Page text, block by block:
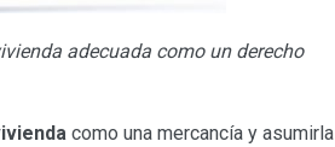
adecuada como un derecho
como una mercancía y asumirla